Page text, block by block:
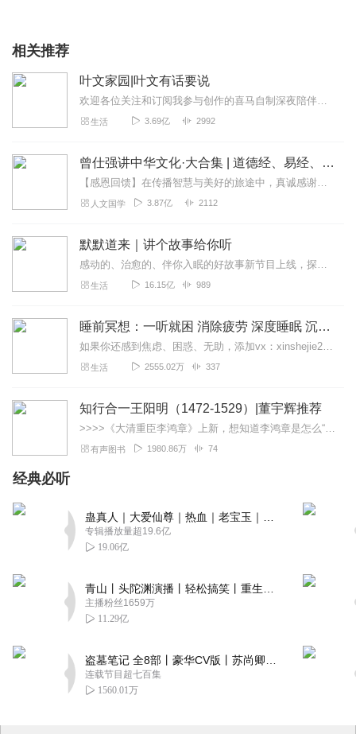
相关推荐
叶文家园|叶文有话要说
欢迎各位关注和订阅我参与创作的喜马自制深夜陪伴谈话栏目《听你说·百态人声》【听你说·百态人声】每晚直播连线真实人间故事|叶文现场互动中|人间冷暖，抱团取暖每周...
生活 3.69亿 2992
曾仕强讲中华文化·大合集 | 道德经、易经、三国演义中的国学
【感恩回馈】在传播智慧与美好的旅途中，真诚感谢每一位伙伴的温暖陪伴与鼎力支持！欢迎曾仕强学堂粉丝听友们入群交流，更多新鲜玩法和福利活动等你！添加微信：zengf...
人文国学 3.87亿 2112
默默道来｜讲个故事给你听
感动的、治愈的、伴你入眠的好故事新节目上线，探索现实世界的无尽魅力，追求对生活的真实记录《听见人间真相》（点击名称，直达专辑）网易人间故事集持续更新中，邀您关注...
生活 16.15亿 989
睡前冥想：一听就困 消除疲劳 深度睡眠 沉浸体验
如果你还感到焦虑、困惑、无助，添加vx：xinshejie2018、vx公众号：宣萱心伴，与主播宣萱开启心灵交流之旅，共建温暖的精神家园！如果你喜欢我的内容，请...
生活 2555.02万 337
知行合一王阳明（1472-1529）|董宇辉推荐
>>>>《大清重臣李鸿章》上新，想知道李鸿章是怎么“草根逆袭”的吗？现在收听有机会获得实体书奖品哦！【社群福利】2024熊猫君听书社群全新升级，欢迎熊猫君的粉丝...
有声图书 1980.86万 74
经典必听
专辑播放量超19.6亿
19.06亿
主播粉丝1659万
11.29亿
连载节目超七百集
1560.01万